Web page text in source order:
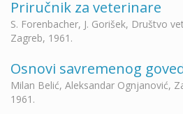
Priručnik za veterinare
S. Forenbacher, J. Gorišek, Društvo
Zagreb, 1961.
Osnovi savremenog
Milan Belić, Aleksandar Ognjanović,
1961.